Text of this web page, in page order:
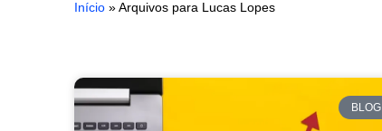
Início » Arquivos para Lucas Lopes
BLOG